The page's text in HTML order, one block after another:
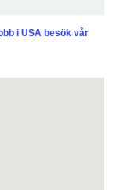
i USA besök vår